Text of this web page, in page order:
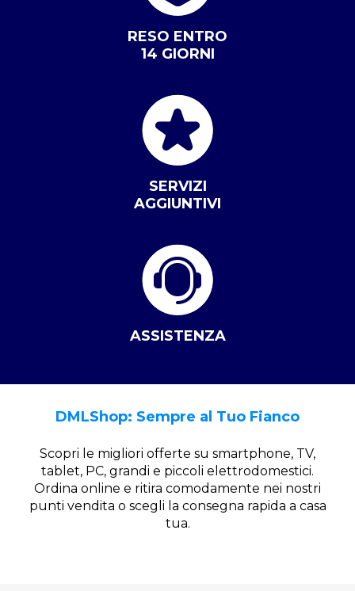
RESO ENTRO
14 GIORNI
SERVIZI
AGGIUNTIVI
ASSISTENZA
DMLShop: Sempre al Tuo Fianco
Scopri le migliori offerte su smartphone, TV,
tablet, PC, grandi e piccoli elettrodomestici.
Ordina online e ritira comodamente nei nostri
punti vendita o scegli la consegna rapida a casa
tua.